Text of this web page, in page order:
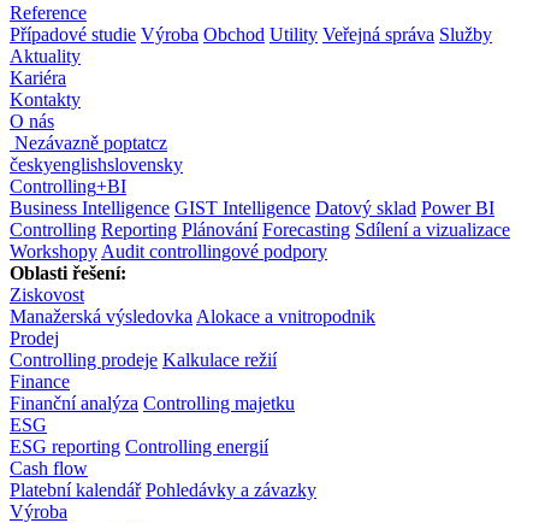
Reference
Případové studie Výroba Obchod Utility Veřejná správa Služby
Aktuality
Kariéra
Kontakty
O nás
Nezávazně poptatcz
českyenglishslovensky
Controlling+BI
Business Intelligence GIST Intelligence Datový sklad Power BI
Controlling Reporting Plánování Forecasting Sdílení a vizualizace
Workshopy Audit controllingové podpory
Oblasti řešení:
Ziskovost
Manažerská výsledovka Alokace a vnitropodnik
Prodej
Controlling prodeje Kalkulace režií
Finance
Finanční analýza Controlling majetku
ESG
ESG reporting Controlling energií
Cash flow
Platební kalendář Pohledávky a závazky
Výroba